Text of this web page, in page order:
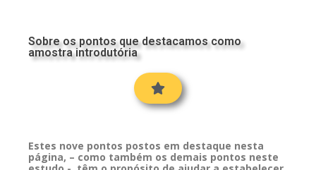
Sobre os pontos que destacamos como
amostra introdutória
Estes nove pontos postos em destaque nesta
página, – como também os demais pontos neste